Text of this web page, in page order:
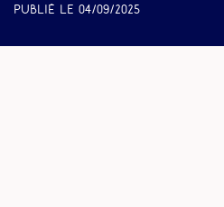
Publié le 04/09/2025